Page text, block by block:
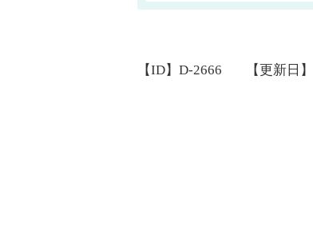
【ID】 D-2666 【更新日】